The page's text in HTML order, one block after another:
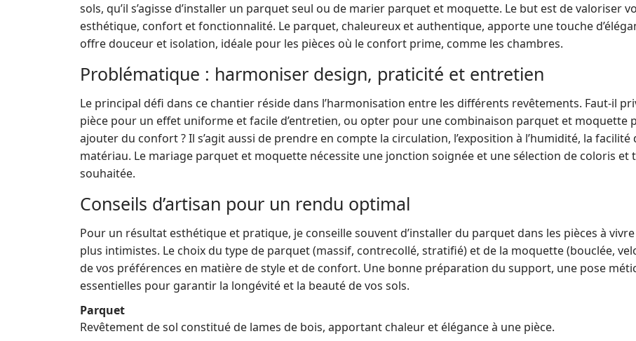
sols, qu’il s’agisse d’installer un parquet seul ou de marier parquet et moquette. Le but est de valoriser
esthétique, confort et fonctionnalité. Le parquet, chaleureux et authentique, apporte une touche
offre douceur et isolation, idéale pour les pièces où le confort prime, comme les chambres.
Problématique : harmoniser design, praticité et entretien
Le principal défi dans ce chantier réside dans l’harmonisation entre les différents revêtements. Faut-il
pièce pour un effet uniforme et facile d’entretien, ou opter pour une combinaison parquet et moquette
ajouter du confort ? Il s’agit aussi de prendre en compte la circulation, l’exposition à l’humidité, la
matériau. Le mariage parquet et moquette nécessite une jonction soignée et une sélection de coloris et
souhaitée.
Conseils d’artisan pour un rendu optimal
Pour un résultat esthétique et pratique, je conseille souvent d’installer du parquet dans les pièces à
plus intimistes. Le choix du type de parquet (massif, contrecollé, stratifié) et de la moquette (bouclée,
de vos préférences en matière de style et de confort. Une bonne préparation du support, une pose
essentielles pour garantir la longévité et la beauté de vos sols.
Parquet
Revêtement de sol constitué de lames de bois, apportant chaleur et élégance à une pièce.